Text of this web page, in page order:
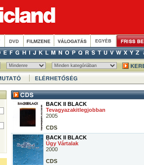
BACK II BLACK
Tevagyazakitlegjobban
2005
CDS
BACK II BLACK
Úgy Vártalak
2000
CDS